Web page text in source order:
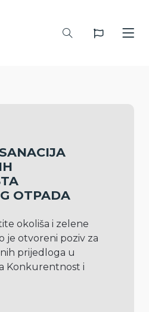
OTPADA
okoliša i zelene
je otvoreni poziv za
prijedloga u
Konkurentnost i